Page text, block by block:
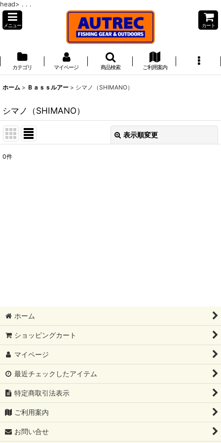
head> . . .
メニュー カート
カテゴリ マイページ 商品検索 ご利用案内
ホーム > Ｂａｓｓルアー > シマノ（SHIMANO）
シマノ（SHIMANO）
表示順変更
0件
ホーム
ショッピングカート
マイページ
最近チェックしたアイテム
特定商取引法表示
ご利用案内
お問い合せ